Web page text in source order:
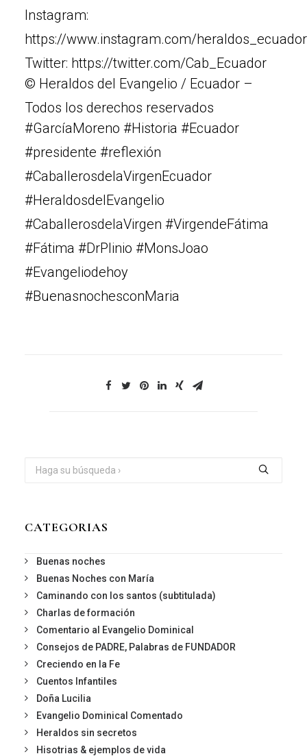
Instagram:
https://www.instagram.com/
Twitter: https://twitter.com/Cab_Ecuador
© Heraldos del Evangelio / Ecuador –
Todos los derechos reservados
#GarcíaMoreno #Historia #Ecuador
#presidente #reflexión
#CaballerosdelaVirgenEcuador
#HeraldosdelEvangelio
#CaballerosdelaVirgen #VirgendeFátima
#Fátima #DrPlinio #MonsJoao
#Evangeliodehoy
#BuenasnochesconMaria
CATEGORIAS
Buenas noches
Buenas Noches con María
Caminando con los santos (subtitulada)
Charlas de formación
Comentario al Evangelio Dominical
Consejos de PADRE, Palabras de FUNDADOR
Creciendo en la Fe
Cuentos Infantiles
Doña Lucilia
Evangelio Dominical Comentado
Heraldos sin secretos
Hisotrias & ejemplos de vida